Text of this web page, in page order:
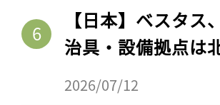
【日本】ベスタ
治具・設備拠点は
2026/07/12